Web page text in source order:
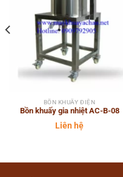
BỒN KHUẤY ĐIỆN
Bồn khuấy gia nhiệt AC-B-08
Liên hệ